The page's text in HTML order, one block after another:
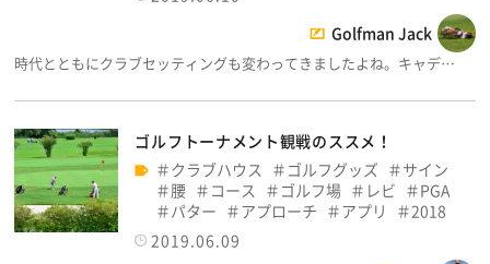
Golfman Jack
時代とともにクラブセッティングも変わってきましたよね。キャデ…
ゴルフトーナメント観戦のススメ！
クラブハウス
ゴルフグッズ
サイン
腰
コース ゴルフ場 レビ
PGA
パター
アプローチ アプリ
2018
2019.06.09